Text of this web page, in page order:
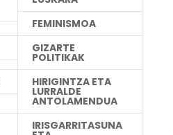
FEMINISMOA
GIZARTE
POLITIKAK
HIRIGINTZA ETA
LURRALDE
ANTOLAMENDUA
IRISGARRITASUNA